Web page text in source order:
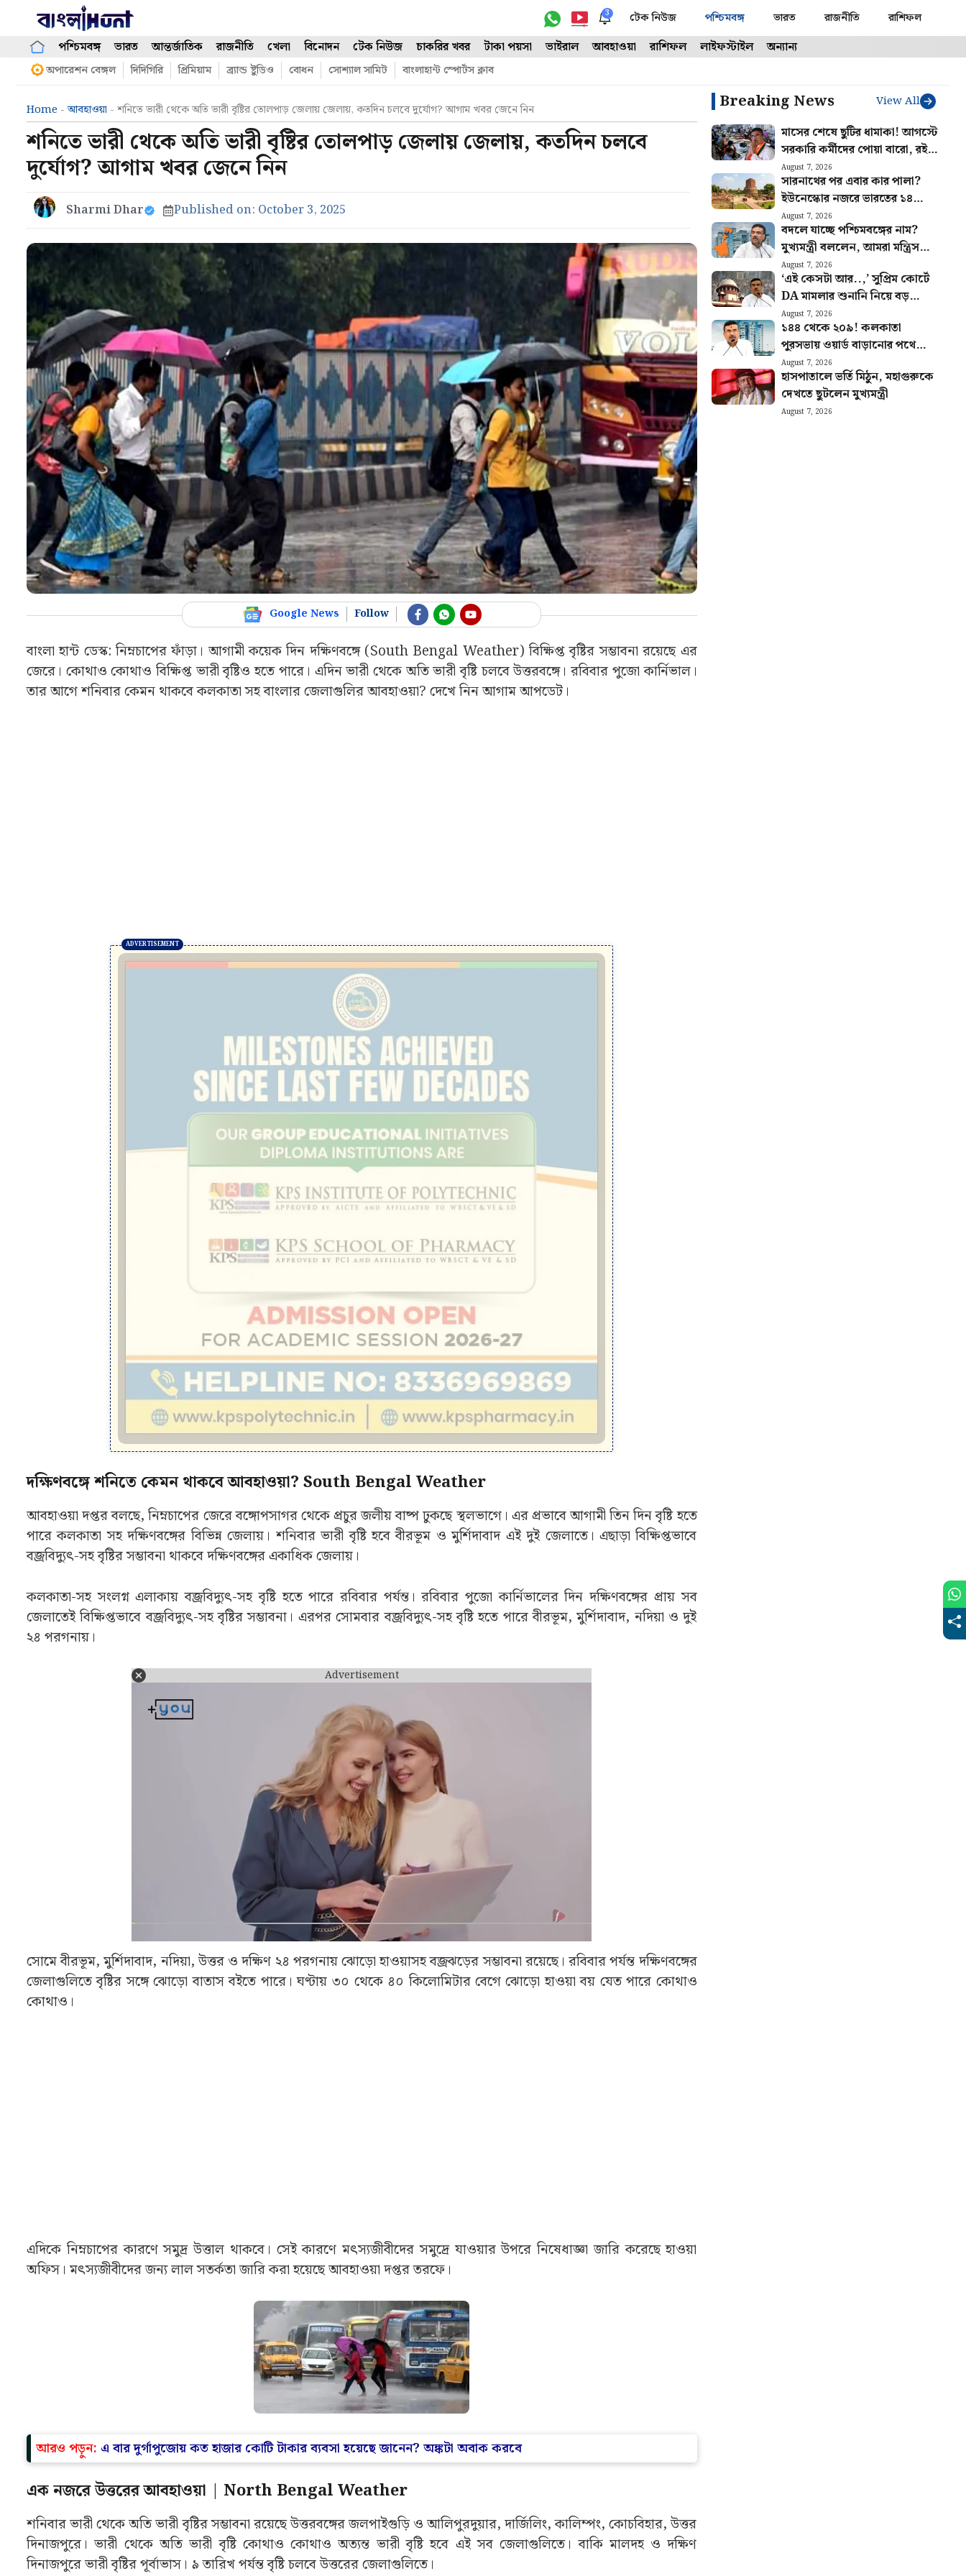
content
3 টেক নিউজ পশ্চিমবঙ্গ ভারত রাজনীতি রাশিফল
পশ্চিমবঙ্গ ভারত আন্তর্জাতিক রাজনীতি খেলা বিনোদন টেক নিউজ চাকরির খবর টাকা পয়সা ভাইরাল আবহাওয়া রাশিফল লাইফস্টাইল অন্যান্য
অপারেশন বেঙ্গল দিদিগিরি প্রিমিয়াম ব্র্যান্ড ষ্টুডিও বোধন সোশ্যাল সামিট বাংলাহান্ট স্পোর্টস ক্লাব
Home -আবহাওয়া - শনিতে ভারী থেকে অতি ভারী বৃষ্টির তোলপাড় জেলায় জেলায়, কতদিন চলবে দুর্যোগ? আগাম খবর জেনে নিন
শনিতে ভারী থেকে অতি ভারী বৃষ্টির তোলপাড় জেলায় জেলায়, কতদিন চলবে
দুর্যোগ? আগাম খবর জেনে নিন
Sharmi Dhar Published on: October 3, 2025
Google News Follow
বাংলা হান্ট ডেস্ক: নিম্নচাপের ফাঁড়া। আগামী কয়েক দিন দক্ষিণবঙ্গে (South Bengal Weather) বিক্ষিপ্ত বৃষ্টির সম্ভাবনা রয়েছে এর
জেরে। কোথাও কোথাও বিক্ষিপ্ত ভারী বৃষ্টিও হতে পারে। এদিন ভারী থেকে অতি ভারী বৃষ্টি চলবে উত্তরবঙ্গে। রবিবার পুজো কার্নিভাল।
তার আগে শনিবার কেমন থাকবে কলকাতা সহ বাংলার জেলাগুলির আবহাওয়া? দেখে নিন আগাম আপডেট।
দক্ষিণবঙ্গে শনিতে কেমন থাকবে আবহাওয়া? South Bengal Weather
আবহাওয়া দপ্তর বলছে, নিম্নচাপের জেরে বঙ্গোপসাগর থেকে প্রচুর জলীয় বাষ্প ঢুকছে স্থলভাগে। এর প্রভাবে আগামী তিন দিন বৃষ্টি হতে
পারে কলকাতা সহ দক্ষিণবঙ্গের বিভিন্ন জেলায়। শনিবার ভারী বৃষ্টি হবে বীরভূম ও মুর্শিদাবাদ এই দুই জেলাতে। এছাড়া বিক্ষিপ্তভাবে
বজ্রবিদ্যুৎ-সহ বৃষ্টির সম্ভাবনা থাকবে দক্ষিণবঙ্গের একাধিক জেলায়।
কলকাতা-সহ সংলগ্ন এলাকায় বজ্রবিদ্যুৎ-সহ বৃষ্টি হতে পারে রবিবার পর্যন্ত। রবিবার পুজো কার্নিভালের দিন দক্ষিণবঙ্গের প্রায় সব
জেলাতেই বিক্ষিপ্তভাবে বজ্রবিদ্যুৎ-সহ বৃষ্টির সম্ভাবনা। এরপর সোমবার বজ্রবিদ্যুৎ-সহ বৃষ্টি হতে পারে বীরভূম, মুর্শিদাবাদ, নদিয়া ও দুই
২৪ পরগনায়।
Advertisement
সোমে বীরভূম, মুর্শিদাবাদ, নদিয়া, উত্তর ও দক্ষিণ ২৪ পরগনায় ঝোড়ো হাওয়াসহ বজ্রঝড়ের সম্ভাবনা রয়েছে। রবিবার পর্যন্ত দক্ষিণবঙ্গের
জেলাগুলিতে বৃষ্টির সঙ্গে ঝোড়ো বাতাস বইতে পারে। ঘণ্টায় ৩০ থেকে ৪০ কিলোমিটার বেগে ঝোড়ো হাওয়া বয় যেত পারে কোথাও
কোথাও।
এদিকে নিম্নচাপের কারণে সমুদ্র উত্তাল থাকবে। সেই কারণে মৎস্যজীবীদের সমুদ্রে যাওয়ার উপরে নিষেধাজ্ঞা জারি করেছে হাওয়া
অফিস। মৎস্যজীবীদের জন্য লাল সতর্কতা জারি করা হয়েছে আবহাওয়া দপ্তর তরফে।
আরও পড়ুন: এ বার দুর্গাপুজোয় কত হাজার কোটি টাকার ব্যবসা হয়েছে জানেন? অঙ্কটা অবাক করবে
এক নজরে উত্তরের আবহাওয়া | North Bengal Weather
শনিবার ভারী থেকে অতি ভারী বৃষ্টির সম্ভাবনা রয়েছে উত্তরবঙ্গের জলপাইগুড়ি ও আলিপুরদুয়ার, দার্জিলিং, কালিম্পং, কোচবিহার, উত্তর
দিনাজপুরে। ভারী থেকে অতি ভারী বৃষ্টি কোথাও কোথাও অত্যন্ত ভারী বৃষ্টি হবে এই সব জেলাগুলিতে। বাকি মালদহ ও দক্ষিণ
দিনাজপুরে ভারী বৃষ্টির পূর্বাভাস। ৯ তারিখ পর্যন্ত বৃষ্টি চলবে উত্তরের জেলাগুলিতে।
Breaking News View All
মাসের শেষে ছুটির ধামাকা! আগস্টে
সরকারি কর্মীদের পোয়া বারো, রইল
হলিডে লিস্ট
August 7, 2026
সারনাথের পর এবার কার পালা?
ইউনেস্কোর নজরে ভারতের ১৪
ঐতিহাসিক ও প্রাকৃতিক সম্পদ
August 7, 2026
বদলে যাচ্ছে পশ্চিমবঙ্গের নাম?
মুখ্যমন্ত্রী বললেন, আমরা মন্ত্রিসভা
বসে ঠিক করেছি…
August 7, 2026
‘এই কেসটা আর..,’ সুপ্রিম কোর্টে
DA মামলার শুনানি নিয়ে বড়
‘সুখবর’, খুশিতে সরকারি কর্মীরা
August 7, 2026
১৪৪ থেকে ২০৯! কলকাতা
পুরসভায় ওয়ার্ড বাড়ানোর পথে
রাজ্য
August 7, 2026
হাসপাতালে ভর্তি মিঠুন, মহাগুরুকে
দেখতে ছুটলেন মুখ্যমন্ত্রী
August 7, 2026